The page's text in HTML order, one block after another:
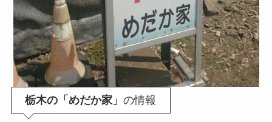
栃木の「めだか家」の情報